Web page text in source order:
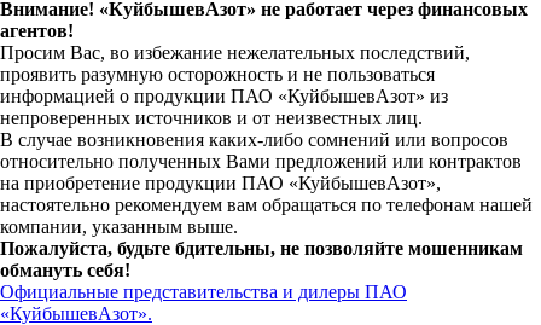
Внимание! «КуйбышевАзот» не работает через финансовых
агентов!
Просим Вас, во избежание нежелательных последствий,
проявить разумную осторожность и не пользоваться
информацией о продукции ПАО «КуйбышевАзот» из
непроверенных источников и от неизвестных лиц.
В случае возникновения каких-либо сомнений или вопросов
относительно полученных Вами предложений или контрактов
на приобретение продукции ПАО «КуйбышевАзот»,
настоятельно рекомендуем вам обращаться по телефонам нашей
компании, указанным выше.
Пожалуйста, будьте бдительны, не позволяйте мошенникам
обмануть себя!
Официальные представительства и дилеры ПАО
«КуйбышевАзот».